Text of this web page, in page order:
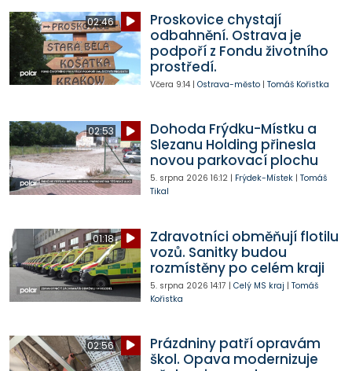
02:46
Proskovice chystají
odbahnění. Ostrava je
podpoří z Fondu životního
prostředí.
Včera 9:14| Ostrava-město| Tomáš Kořistka
02:53
Dohoda Frýdku-Místku a
Slezanu Holding přinesla
novou parkovací plochu
5. srpna 2026 16:12| Frýdek-Místek| Tomáš
Tikal
01:18
Zdravotníci obměňují flotilu
vozů. Sanitky budou
rozmístěny po celém kraji
5. srpna 2026 14:17 | Celý MS kraj | Tomáš
Kořistka
02:56
Prázdniny patří opravám
škol. Opava modernizuje